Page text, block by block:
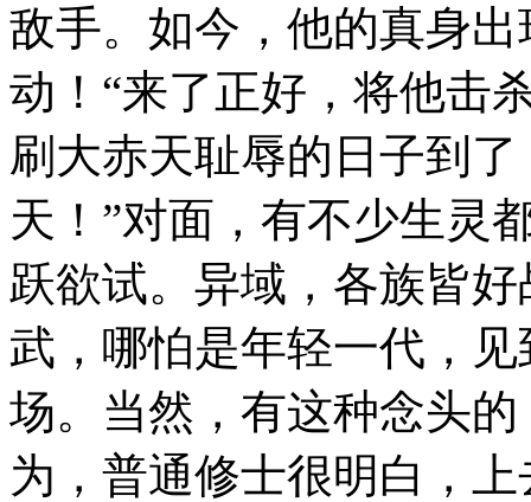
敌手。如今，他的真身
动！“来了正好，将他击
刷大赤天耻辱的日子到
天！”对面，有不少生灵
跃欲试。异域，各族皆
武，哪怕是年轻一代，
场。当然，有这种念头
为，普通修士很明白，